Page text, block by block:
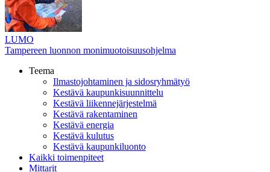
LUMO
Tampereen luonnon monimuotoisuusohjelma
Teema
Ilmastojohtaminen ja sidosryhmätyö
Kestävä kaupunkisuunnittelu
Kestävä liikennejärjestelmä
Kestävä rakentaminen
Kestävä energia
Kestävä kulutus
Kestävä kaupunkiluonto
Kaikki toimenpiteet
Mittarit